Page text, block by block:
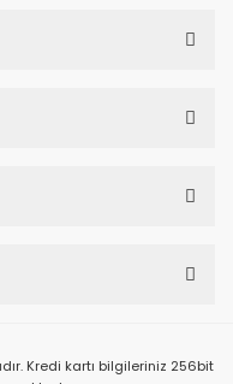
Kredi kartı bilgileriniz 256bit